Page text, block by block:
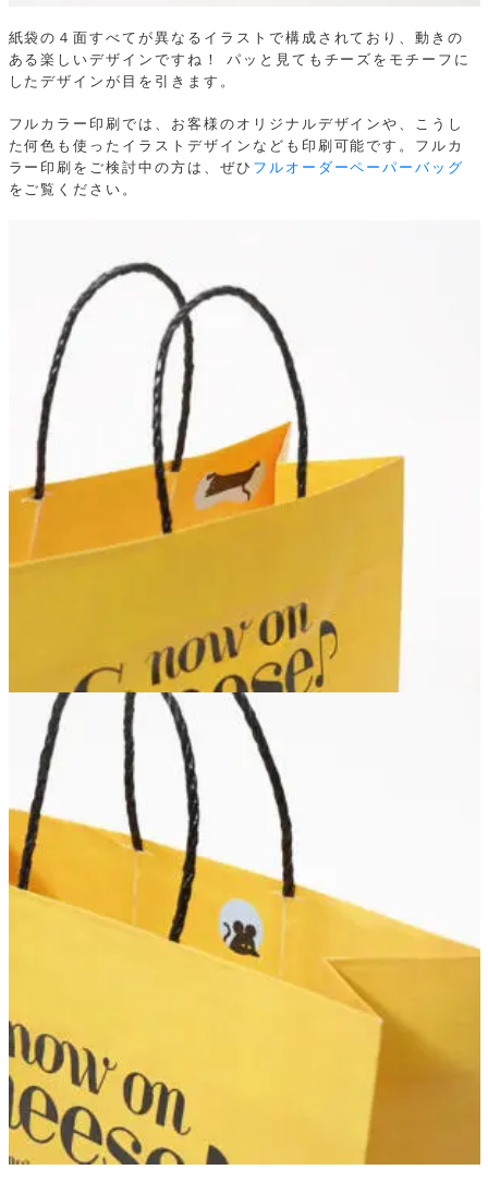
紙袋の４面すべてが異なるイラストで構成されており、動きの
ある楽しいデザインですね！
パッと見てもチーズをモチーフに
したデザインが目を引きます。
フルカラー印刷では、お客様のオリジナルデザインや、こうし
た何色も使ったイラストデザインなども印刷可能です。フルカ
ラー印刷をご検討中の方は、ぜひ フルオーダーペーパーバッグ
をご覧ください。